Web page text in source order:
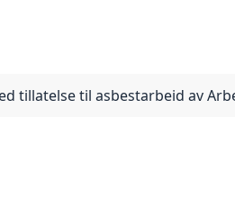
tillatelse til asbestarbeid av